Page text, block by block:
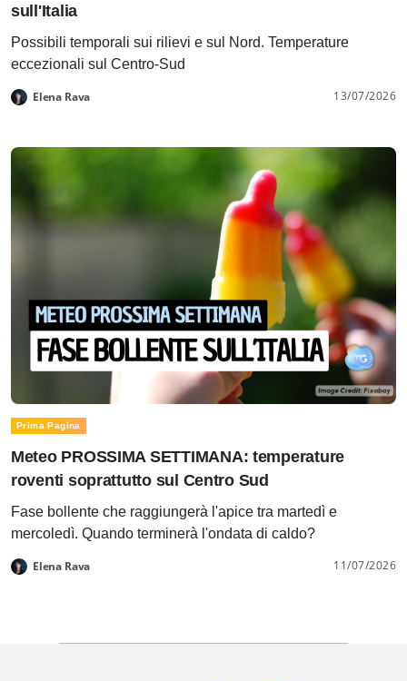
sull'Italia
Possibili temporali sui rilievi e sul Nord. Temperature
eccezionali sul Centro-Sud
Elena Rava 13/07/2026
Prima Pagina
Meteo PROSSIMA SETTIMANA: temperature
roventi soprattutto sul Centro Sud
Fase bollente che raggiungerà l'apice tra martedì e
mercoledì. Quando terminerà l'ondata di caldo?
Elena Rava 11/07/2026